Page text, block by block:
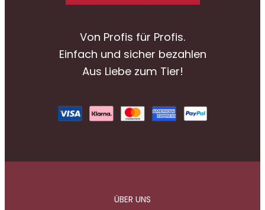
Von Profis für Profis.
Einfach und sicher bezahlen
Aus Liebe zum Tier!
ÜBER UNS